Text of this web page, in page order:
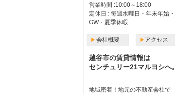
営業時間 :10:00～18:00
定休日 : 毎週水曜日・年末年始・
GW・夏季休暇
会社概要 アクセス
越谷市の賃貸情報は
センチュリー21マルヨシへ。
地域密着！地元の不動産会社で